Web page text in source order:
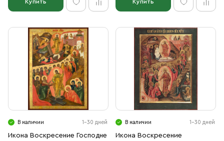
Купить Купить
В наличии 1-30 дней
Икона Воскресение Господне
В наличии 1-30 дней
Икона Воскресение